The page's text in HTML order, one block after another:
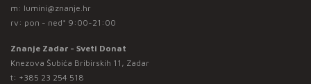
m: lumini@znanje.hr
rv: pon - ned* 9:00-21:00
Znanje Zadar - Sveti Donat
Knezova Šubića Bribirskih 11, Zadar
t: +385 23 254 518